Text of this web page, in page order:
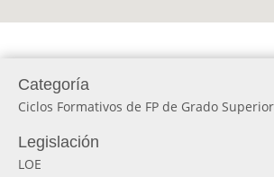
Categoría
Ciclos Formativos de FP de Grado Superior
Legislación
LOE